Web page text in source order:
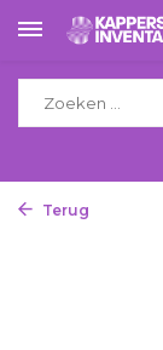
Terug